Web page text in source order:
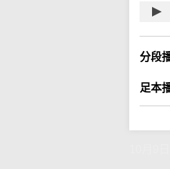
分段
足本